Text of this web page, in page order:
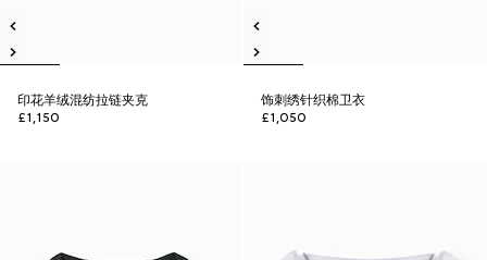
印花羊绒混纺拉链夹克
£1,150
饰刺绣针织棉卫衣
£1,050